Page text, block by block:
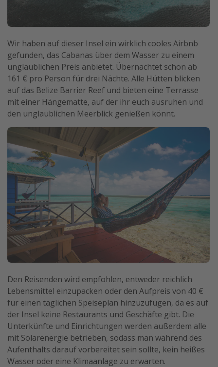
Wir haben auf dieser Insel ein wirklich cooles Airbnb
gefunden, das Cabanas über dem Wasser zu einem
unglaublichen Preis anbietet. Übernachtet schon ab
161 € pro Person für drei Nächte. Alle Hütten blicken
auf das Belize Barrier Reef und bieten eine Terrasse
mit einer Hängematte, auf der ihr euch ausruhen und
den unglaublichen Meerblick genießen könnt.
Den Reisenden wird empfohlen, entweder reichlich
Lebensmittel einzupacken oder den Aufpreis von 40 €
für einen täglichen Speiseplan hinzuzufügen, da es auf
der Insel keine Restaurants und Geschäfte gibt. Die
Unterkünfte und Einrichtungen werden außerdem alle
mit Solarenergie betrieben, sodass man während des
Aufenthalts darauf vorbereitet sein sollte, kein heißes
Wasser oder eine Klimaanlage zu erwarten.